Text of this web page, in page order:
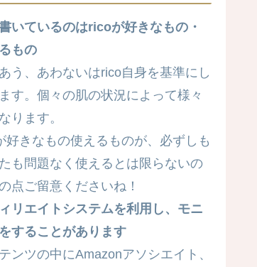
いているのはricoが好きなもの・
もの
う、あわないはrico自身を基準にし
す。個々の肌の状況によって様々
ります。
好きなもの使えるものが、必ずしも
も問題なく使えるとは限らないの
点ご留意くださいね！
リエイトシステムを利用し、モニ
することがあります
ンツの中にAmazonアソシエイト、